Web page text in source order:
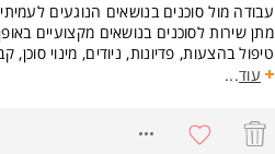
עבודה מול סוכנים בנושאים הנוגעים
מתן שירות לסוכנים בנושאים מקצועיים
טיפול בהצעות, פדיונות, ניודים, מינוי
סריקות, הקמת בקשות ועוד.
ניסיון מתפקידי שירות ובעבודה מול לקוחות-
עוד...